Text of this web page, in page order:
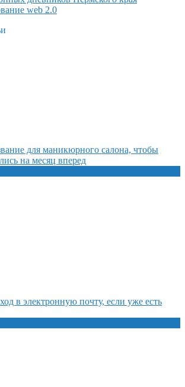
web 2.0
для маникюрного салона, чтобы
на месяц вперед
в электронную почту, если уже есть